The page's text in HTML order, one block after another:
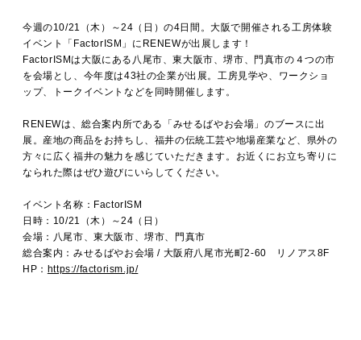
MOVIE
CONTACT
今週の10/21（木）～24（日）の4日間。大阪で開催される工房体験
イベント「FactorISM」にRENEWが出展します！
FactorISMは大阪にある八尾市、東大阪市、堺市、門真市の４つの市
を会場とし、今年度は43社の企業が出展。工房見学や、ワークショ
ップ、トークイベントなどを同時開催します。
RENEWは、総合案内所である「みせるばやお会場」のブースに出
展。産地の商品をお持ちし、福井の伝統工芸や地場産業など、県外の
方々に広く福井の魅力を感じていただきます。お近くにお立ち寄りに
なられた際はぜひ遊びにいらしてください。
イベント名称：FactorISM
日時：10/21（木）～24（日）
会場：八尾市、東大阪市、堺市、門真市
総合案内：みせるばやお会場 / 大阪府八尾市光町2-60 リノアス8F
HP： https://factorism.jp/